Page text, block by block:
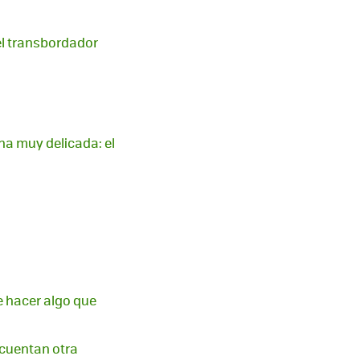
transbordador
muy delicada: el
hacer algo que
otra